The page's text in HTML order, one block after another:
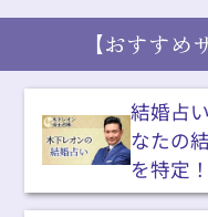
【おすす
結婚占
なたの
を特定！